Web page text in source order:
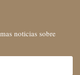
noticias sobre